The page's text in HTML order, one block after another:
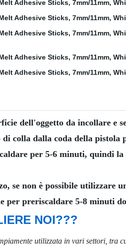
dell'oggetto da incollare e
colla dalla coda della
per 5-6 minuti, quindi
se non è possibile utilizzare
per preriscaldare 5-8 minuti
NOI???
utilizzata in vari settori, tra